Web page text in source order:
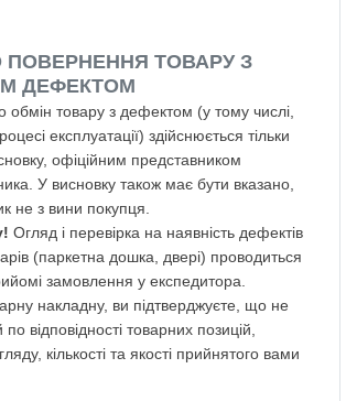
ПОВЕРНЕННЯ ТОВАРУ З
ДЕФЕКТОМ
товару з дефектом (у тому числі,
експлуатації) здійснюється тільки
офіційним представником
У висновку також має бути вказано,
не з вини покупця.
Огляд і перевірка на наявність дефектів
(паркетна дошка, двері) проводиться
замовлення у експедитора.
накладну, ви підтверджуєте, що не
відповідності товарних позицій,
кількості та якості прийнятого вами